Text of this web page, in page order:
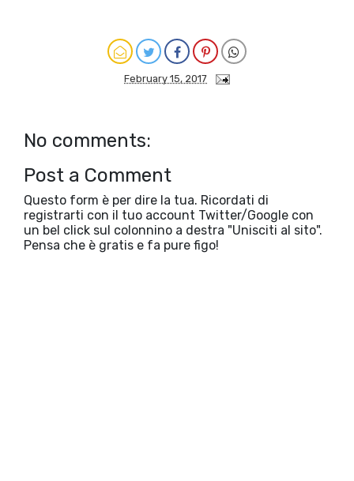
February 15, 2017
No comments:
Post a Comment
Questo form è per dire la tua. Ricordati di
registrarti con il tuo account Twitter/Google con
un bel click sul colonnino a destra "Unisciti al sito".
Pensa che è gratis e fa pure figo!